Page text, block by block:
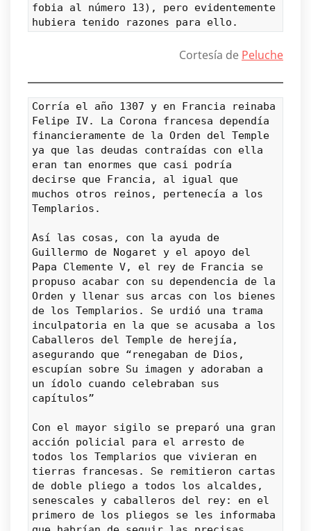
fobia al número 13), pero evidentemente
hubiera tenido razones para ello.
Cortesía de Peluche
Corría el año 1307 y en Francia reinaba
Felipe IV. La Corona francesa dependía
financieramente de la Orden del Temple
ya que las deudas contraídas con ella
eran tan enormes que casi podría
decirse que Francia, al igual que
muchos otros reinos, pertenecía a los
Templarios.
Así las cosas, con la ayuda de
Guillermo de Nogaret y el apoyo del
Papa Clemente V, el rey de Francia se
propuso acabar con su dependencia de la
Orden y llenar sus arcas con los bienes
de los Templarios. Se urdió una trama
inculpatoria en la que se acusaba a los
Caballeros del Temple de herejía,
asegurando que “renegaban de Dios,
escupían sobre Su imagen y adoraban a
un ídolo cuando celebraban sus
capítulos”
Con el mayor sigilo se preparó una gran
acción policial para el arresto de
todos los Templarios que vivieran en
tierras francesas. Se remitieron cartas
de doble pliego a todos los alcaldes,
senescales y caballeros del rey: en el
primero de los pliegos se les informaba